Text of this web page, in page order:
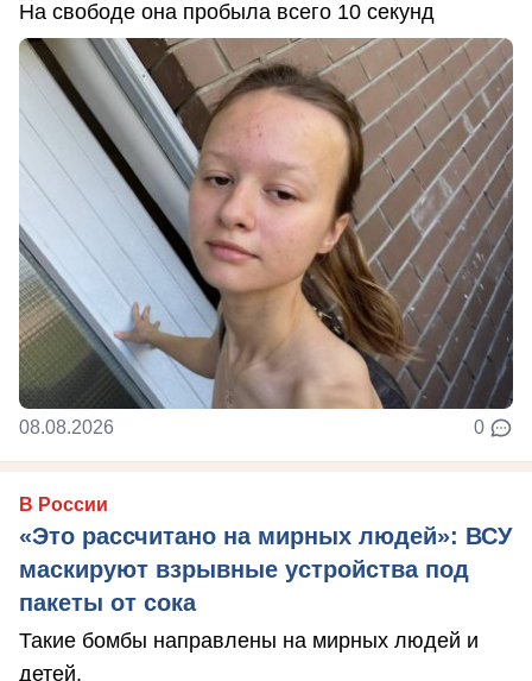
На свободе она пробыла всего 10 секунд
08.08.2026 0
В России
«Это рассчитано на мирных людей»: ВСУ
маскируют взрывные устройства под
пакеты от сока
Такие бомбы направлены на мирных людей и
детей.